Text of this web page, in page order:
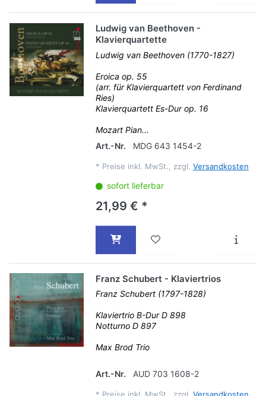
Ludwig van Beethoven -
Klavierquartette
Ludwig van Beethoven (1770-1827)
Eroica op. 55
(arr. für Klavierquartett von Ferdinand
Ries)
Klavierquartett Es-Dur op. 16
Mozart Pian...
Art.-Nr.
MDG 643 1454-2
* Preise inkl. MwSt., zzgl. Versandkosten
sofort lieferbar
21,99 € *
Franz Schubert - Klaviertrios
Franz Schubert (1797-1828)
Klaviertrio B-Dur D 898
Notturno D 897
Max Brod Trio
Art.-Nr. AUD 703 1608-2